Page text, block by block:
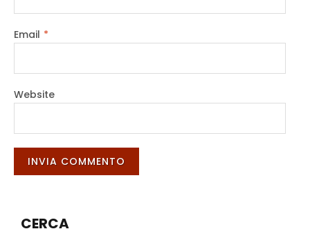
Email *
Website
CERCA